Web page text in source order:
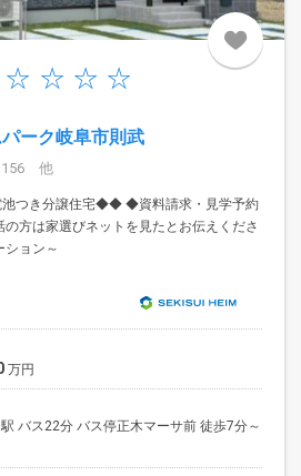
ーク岐阜市則武
156 他
つき分譲住宅◆◆ ◆資料請求・見学予約
方は家選びネットを見たとお伝えくださ
ション～
万円
バス22分 バス停正木マーサ前 徒歩7分～